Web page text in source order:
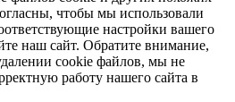
чтобы мы использовали
настройки вашего
наш сайт. Обратите внимание,
cookie файлов, мы не
работу нашего сайта в